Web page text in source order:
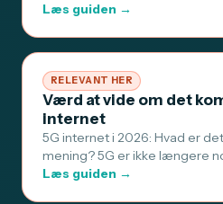
Læs guiden →
RELEVANT HER
Værd at vide om det
internet
5G internet i 2026: Hvad er
mening? 5G er ikke længere
Læs guiden →